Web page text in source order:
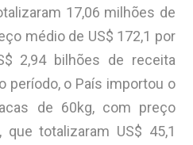
17,06 milhões de
médio de US$ 172,1 por
2,94 bilhões de receita
período, o País importou o
de 60kg, com preço
que totalizaram US$ 45,1